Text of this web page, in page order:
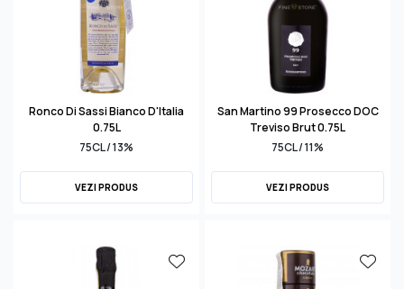
Ronco Di Sassi Bianco D'Italia
0.75L
75CL / 13%
VEZI PRODUS
San Martino 99 Prosecco DOC
Treviso Brut 0.75L
75CL / 11%
VEZI PRODUS